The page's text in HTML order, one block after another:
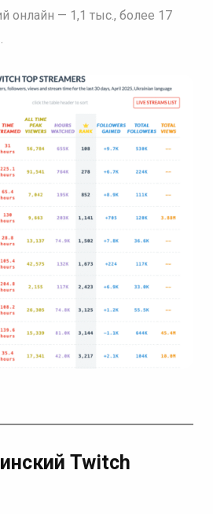
онлайн — 1,1 тыс., более 17
Twitch